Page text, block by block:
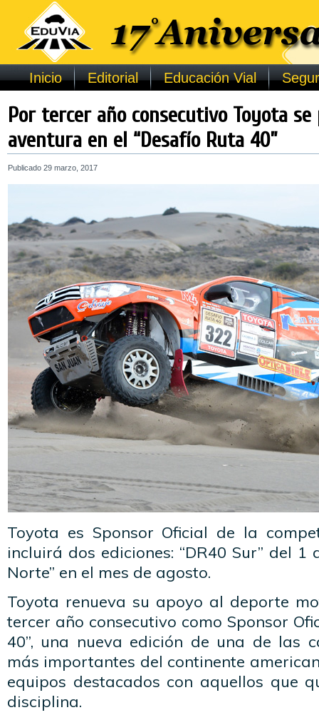
Inicio Editorial Educación Vial
Por tercer año consecutivo Toyota
aventura en el “Desafío Ruta 40”
Publicado 29 marzo, 2017
Toyota es Sponsor Oficial de la
incluirá dos ediciones: “DR40 Sur” del 1
Norte” en el mes de agosto.
Toyota renueva su apoyo al deporte
tercer año consecutivo como Sponsor
40”, una nueva edición de una de las
más importantes del continente
equipos destacados con aquellos que
disciplina.